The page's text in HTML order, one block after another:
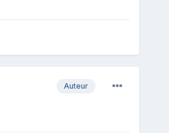
Auteur